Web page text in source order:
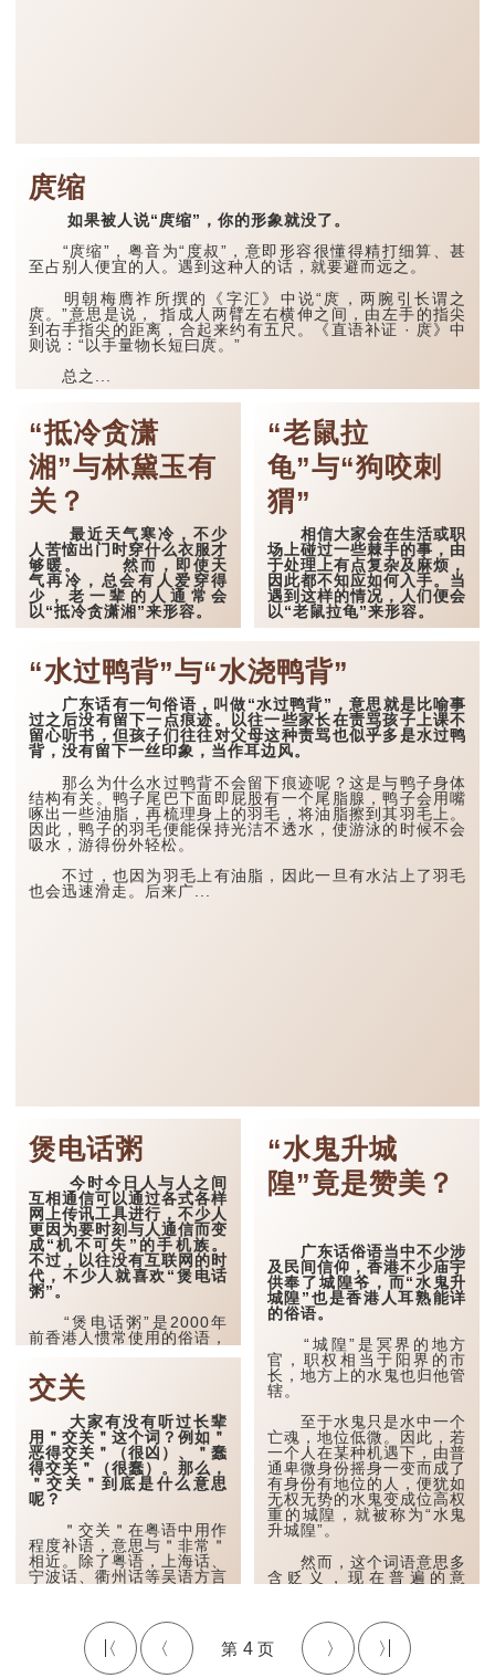
庹缩
如果被人说“庹缩”，你的形象就没了。
“庹缩”，粤音为“度叔”，意即形容很懂得精打细算、甚
至占别人便宜的人。遇到这种人的话，就要避而远之。
明朝梅膺祚所撰的《字汇》中说“庹，两腕引长谓之
庹。”意思是说， 指成人两臂左右横伸之间，由左手的指尖
到右手指尖的距离，合起来约有五尺。《直语补证 · 庹》中
则说：“以手量物长短曰庹。”
总之...
“抵冷贪潇
湘”与林黛玉有
关？
最近天气寒冷，不少
人苦恼出门时穿什么衣服才
够暖。 然而，即使天
气再冷，总会有人爱穿得
少，老一辈的人通常会
以“抵冷贪潇湘”来形容。
是人们因爱美贪靓而穿得不
够，以免因穿得太多而显得
浮肿难看，即使难受仍心甘
命抵。
不说不知，抵冷贪潇湘
中的“潇湘”源自《红楼梦》
这里的“潇湘”二字引用
了帝舜同潇湘二妃娥皇、女
英的典故，她们二人都是美
女，因哭舜而自投湘水寻
“老鼠拉
龟”与“狗咬刺
猬”
相信大家会在生活或职
场上碰过一些棘手的事，由
于处理上有点复杂及麻烦，
因此都不知应如何入手。当
遇到这样的情况，人们便会
以“老鼠拉龟”来形容。
“老鼠拉龟”是广东人常
用的俗语，比喻事情很难
办，不知道如何着手。乌龟
有光滑而坚硬的壳，且身体
有一定重量，而老鼠行动灵
活但相对而言体积较小。因
此，当一只小老鼠想拉起一
只乌龟时，乌龟只需把手脚
无从下手。
在广东话当中，有一个
俗语与老鼠拉龟意思上有点
“水过鸭背”与“水浇鸭背”
广东话有一句俗语，叫做“水过鸭背”，意思就是比喻事
过之后没有留下一点痕迹。以往一些家长在责骂孩子上课不
留心听书，但孩子们往往对父母这种责骂也似乎多是水过鸭
背，没有留下一丝印象，当作耳边风。
那么为什么水过鸭背不会留下痕迹呢？这是与鸭子身体
结构有关。鸭子尾巴下面即屁股有一个尾脂腺，鸭子会用嘴
啄出一些油脂，再梳理身上的羽毛，将油脂擦到其羽毛上。
因此，鸭子的羽毛便能保持光洁不透水，使游泳的时候不会
吸水，游得份外轻松。
不过，也因为羽毛上有油脂，因此一旦有水沾上了羽毛
也会迅速滑走。后来广...
煲电话粥
今时今日人与人之间
互相通信可以通过各式各样
网上传讯工具进行，不少人
更因为要时刻与人通信而变
成“机不可失”的手机族。
不过，以往没有互联网的时
代，不少人就喜欢“煲电话
粥”。
“煲电话粥”是2000年
前香港人惯常使用的俗语，
与“粥”扯上什么关系呢？为
何又不是煲电话饭呢？
“煲”是长时间的煮食的
方法，是粤菜烹调技巧中重
要一环。
通过“煲”的过程，可将
食材彻底煮熟以及慢慢地熬
煮食物，令其味道更香浓。
因此，广东人煮粥的方式较
多...
交关
大家有没有听过长辈
用＂交关＂这个词？例如＂
恶得交关＂（很凶）、＂蠢
得交关＂（很蠢）。那么，
＂交关＂到底是什么意思
呢？
＂交关＂在粤语中用作
程度补语，意思与＂非常＂
相近。除了粤语，上海话、
宁波话、衢州话等吴语方言
（非常好），＂交关＂置于
形容词前作副词；粤语则说
＂恶得交关＂，＂交关＂置
于＂得＂字后作补语。
“水鬼升城
隍”竟是赞美？
广东话俗语当中不少涉
及民间信仰，香港不少庙宇
供奉了城隍爷，而“水鬼升
城隍”也是香港人耳熟能详
的俗语。
“城隍”是冥界的地方
官，职权相当于阳界的市
长，地方上的水鬼也归他管
辖。
至于水鬼只是水中一个
亡魂，地位低微。因此，若
一个人在某种机遇下，由普
通卑微身份摇身一变而成了
有身份有地位的人，便犹如
无权无势的水鬼变成位高权
重的城隍，就被称为“水鬼
升城隍”。
然而，这个词语意思多
含贬义，现在普遍的意
4